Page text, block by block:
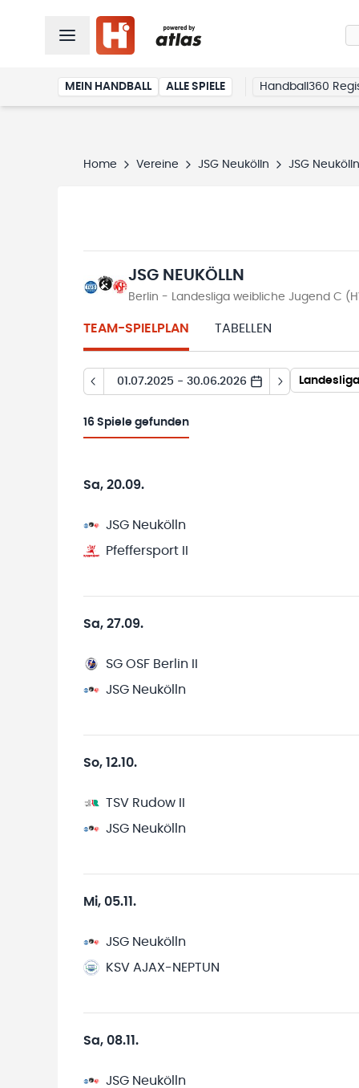
MEIN HANDBALL ALLE SPIELE Handball360
Home Vereine JSG Neukölln JSG Neukölln
JSG NEUKÖLLN
Berlin - Landesliga weibliche Jugend C
TEAM-SPIELPLAN TABELLEN
01.07.2025 - 30.06.2026
16 Spiele gefunden
Sa, 20.09.
JSG Neukölln
Pfeffersport II
Sa, 27.09.
SG OSF Berlin II
JSG Neukölln
So, 12.10.
TSV Rudow II
JSG Neukölln
Mi, 05.11.
JSG Neukölln
KSV AJAX-NEPTUN
Sa, 08.11.
JSG Neukölln